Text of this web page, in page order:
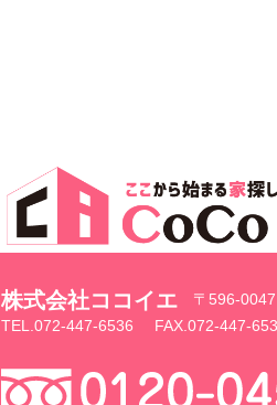
株式会社ココイエ
〒596-
TEL.072-447-6536
FAX.072-447-